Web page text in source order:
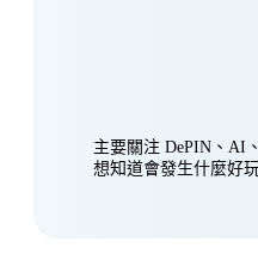
主要關注 DePIN、AI
想知道會發生什麼好